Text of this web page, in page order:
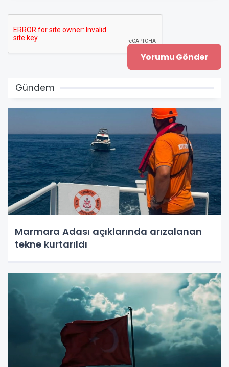
Gündem
Marmara Adası açıklarında arızalanan
tekne kurtarıldı